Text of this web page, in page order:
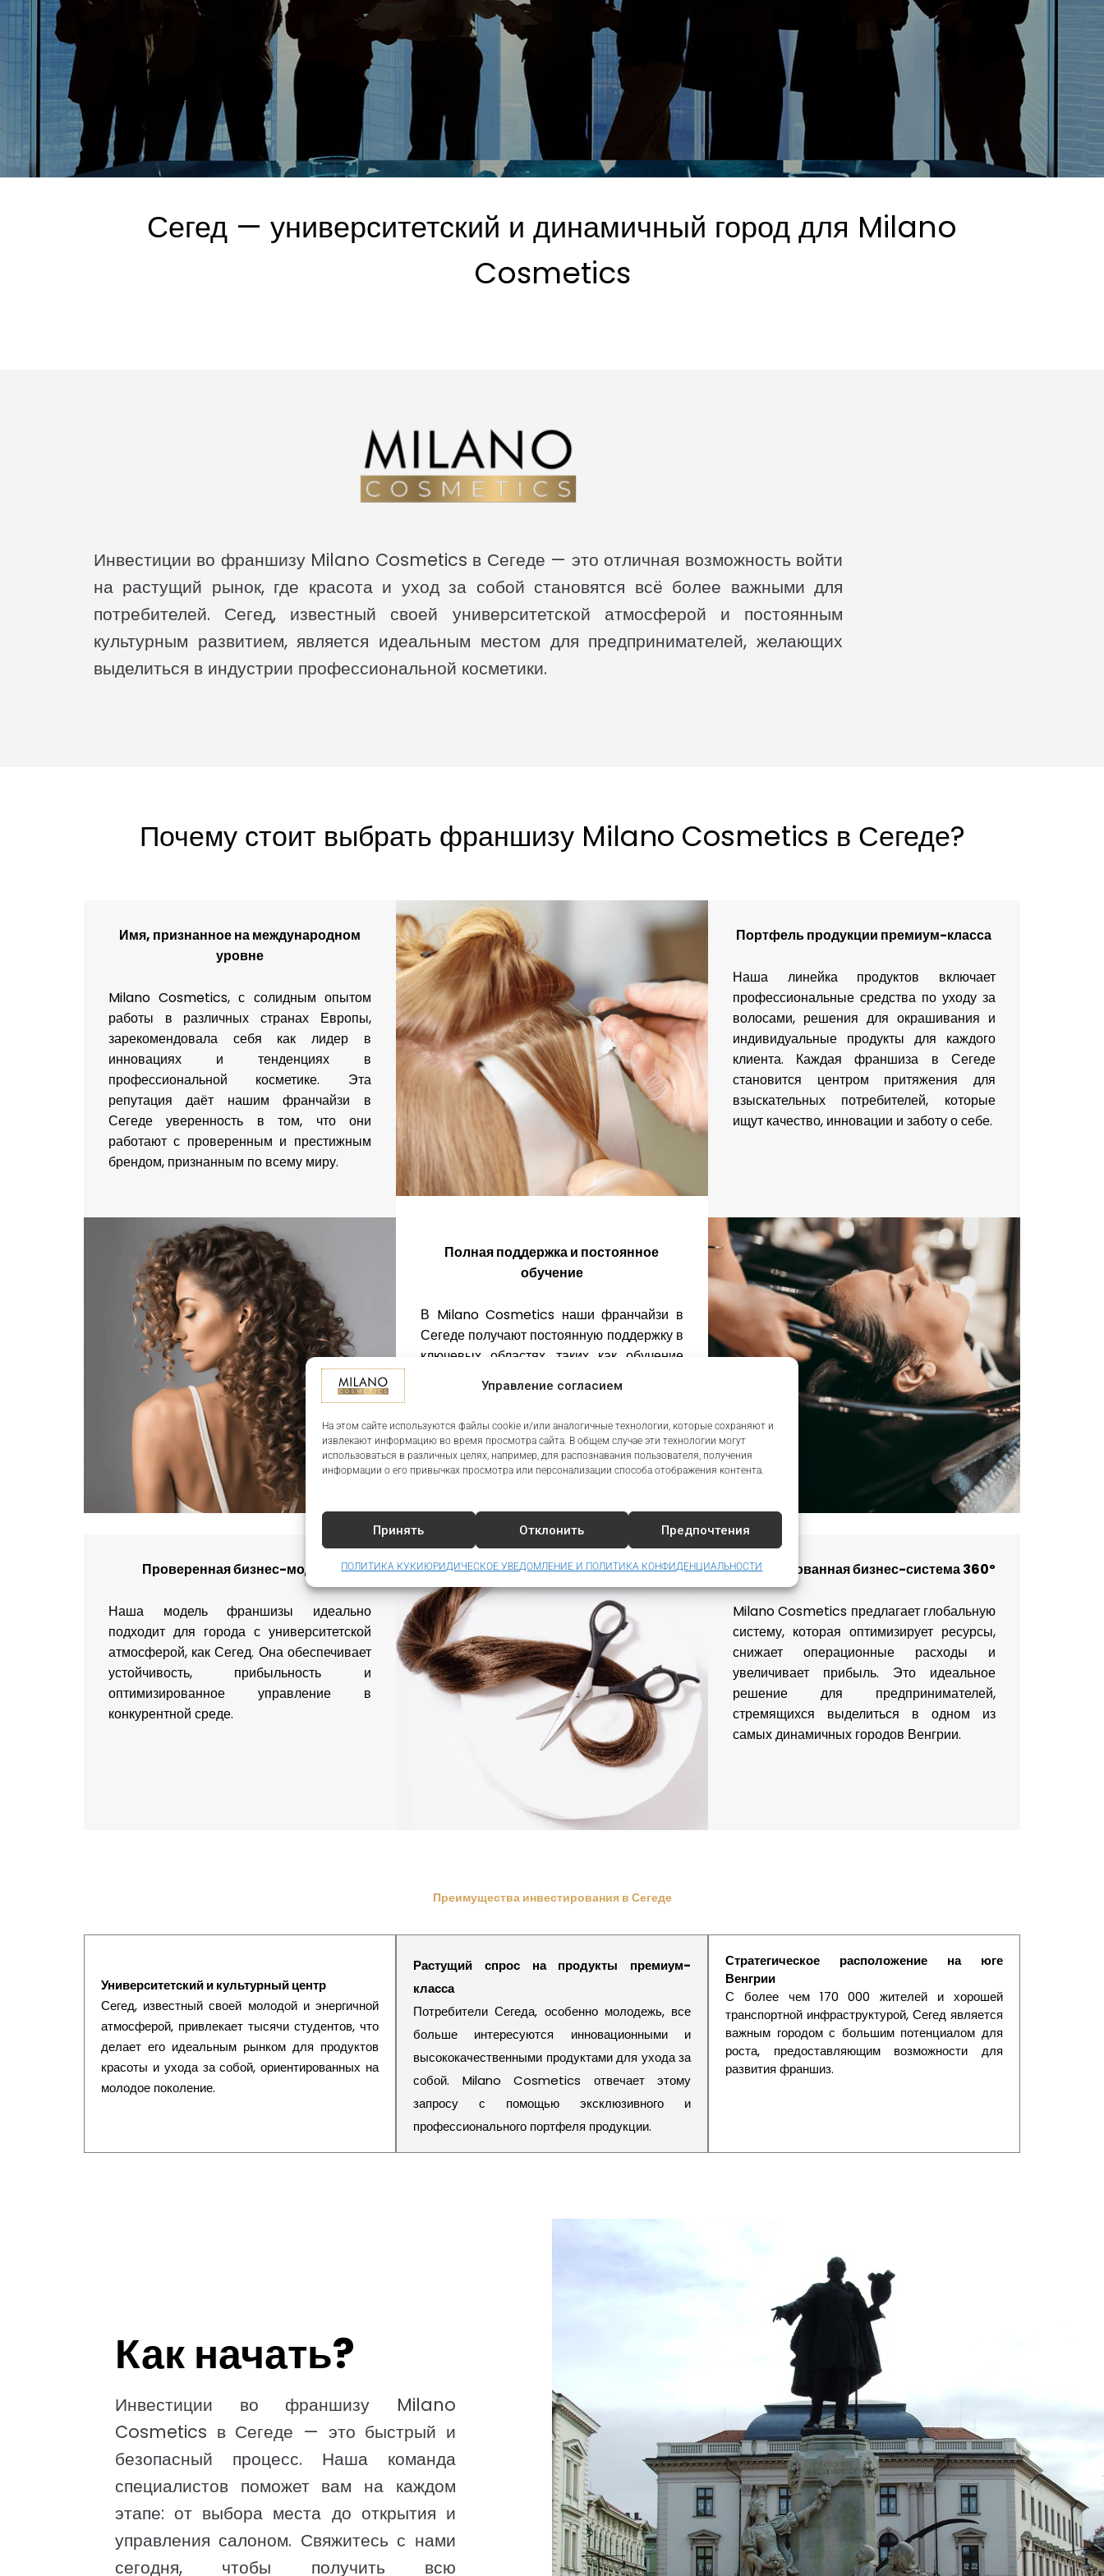
Управление согласием
На этом сайте используются файлы cookie и/или аналогичные технологии, которые сохраняют и
извлекают информацию во время просмотра сайта. В общем случае эти технологии могут
использоваться в различных целях, например, для распознавания пользователя, получения
информации о его привычках просмотра или персонализации способа отображения контента.
Принять Отклонить Предпочтения
ПОЛИТИКА КУКИ ЮРИДИЧЕСКОЕ УВЕДОМЛЕНИЕ И ПОЛИТИКА КОНФИДЕНЦИАЛЬНОСТИ
Сегед — университетский и динамичный город для Milano
Cosmetics
Инвестиции во франшизу Milano Cosmetics в Сегеде — это отличная возможность войти
на растущий рынок, где красота и уход за собой становятся всё более важными для
потребителей. Сегед, известный своей университетской атмосферой и постоянным
культурным развитием, является идеальным местом для предпринимателей, желающих
выделиться в индустрии профессиональной косметики.
Почему стоит выбрать франшизу Milano Cosmetics в Сегеде?
Имя, признанное на международном
уровне
Milano Cosmetics, с солидным опытом
работы в различных странах Европы,
зарекомендовала себя как лидер в
инновациях и тенденциях в
профессиональной косметике. Эта
репутация даёт нашим франчайзи в
Сегеде уверенность в том, что они
работают с проверенным и престижным
брендом, признанным по всему миру.
Портфель продукции премиум-класса
Наша линейка продуктов включает
профессиональные средства по уходу за
волосами, решения для окрашивания и
индивидуальные продукты для каждого
клиента. Каждая франшиза в Сегеде
становится центром притяжения для
взыскательных потребителей, которые
ищут качество, инновации и заботу о себе.
Полная поддержка и постоянное
обучение
В Milano Cosmetics наши франчайзи в
Сегеде получают постоянную поддержку в
ключевых областях, таких как обучение
персонала, маркетинговые кампании,
адаптированные к местному рынку, и
помощь в управлении салоном. Это
сопровождение гарантирует
эффективность, прибыльность и успех с
первого дня.
Проверенная бизнес-модель
Наша модель франшизы идеально
подходит для города с университетской
атмосферой, как Сегед. Она обеспечивает
устойчивость, прибыльность и
оптимизированное управление в
конкурентной среде.
Интегрированная бизнес-система 360º
Milano Cosmetics предлагает глобальную
систему, которая оптимизирует ресурсы,
снижает операционные расходы и
увеличивает прибыль. Это идеальное
решение для предпринимателей,
стремящихся выделиться в одном из
самых динамичных городов Венгрии.
Преимущества инвестирования в Сегеде
Университетский и культурный центр
Сегед, известный своей молодой и энергичной
атмосферой, привлекает тысячи студентов, что
делает его идеальным рынком для продуктов
красоты и ухода за собой, ориентированных на
молодое поколение.
Растущий спрос на продукты премиум-
класса
Потребители Сегеда, особенно молодежь, все
больше интересуются инновационными и
высококачественными продуктами для ухода за
собой. Milano Cosmetics отвечает этому
запросу с помощью эксклюзивного и
профессионального портфеля продукции.
Стратегическое расположение на юге
Венгрии
С более чем 170 000 жителей и хорошей
транспортной инфраструктурой, Сегед является
важным городом с большим потенциалом для
роста, предоставляющим возможности для
развития франшиз.
Как начать?
Инвестиции во франшизу Milano
Cosmetics в Сегеде — это быстрый и
безопасный процесс. Наша команда
специалистов поможет вам на каждом
этапе: от выбора места до открытия и
управления салоном. Свяжитесь с нами
сегодня, чтобы получить всю